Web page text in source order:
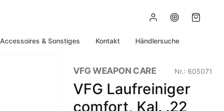
Accessoires & Sonstiges Kontakt Händlersuche
VFG WEAPON CARE Nr.: 605071
VFG Laufreiniger
comfort, Kal. .22